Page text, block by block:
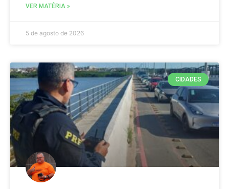
VER MATÉRIA »
5 de agosto de 2026
CIDADES